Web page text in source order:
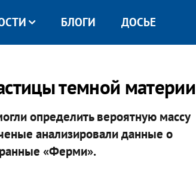
БЛОГИ ДОСЬЕ
темной материи
определить вероятную массу
анализировали данные о
«Ферми».